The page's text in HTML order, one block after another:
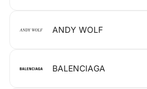
ANDY WOLF
BALENCIAGA